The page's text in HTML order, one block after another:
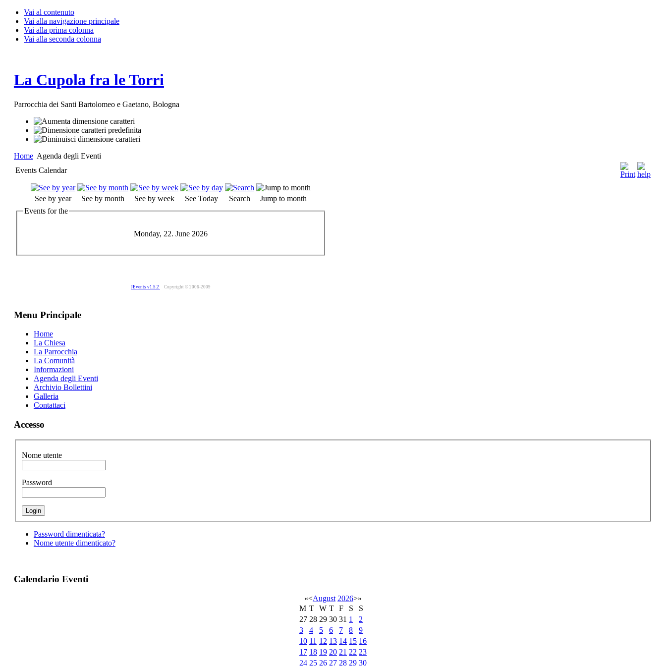
Vai al contenuto
Vai alla navigazione principale
Vai alla prima colonna
Vai alla seconda colonna
La Cupola fra le Torri
Parrocchia dei Santi Bartolomeo e Gaetano, Bologna
Home Agenda degli Eventi
Events Calendar
See by year See by month See by week See Today Search
Jump to month
Events for the
Monday, 22. June 2026
JEvents v1.5.2 Copyright © 2006-2009
Menu Principale
Home
La Chiesa
La Parrocchia
La Comunità
Informazioni
Agenda degli Eventi
Archivio Bollettini
Galleria
Contattaci
Accesso
Nome utente
Password
Password dimenticata?
Nome utente dimenticato?
Calendario Eventi
«<August 2026>»
M T W T F S
S
27 28 29 30 31 1
2
3
4 5 6 7 8
9
10 11 12 13 14 15 16
17 18 19 20 21 22 23
24 25 26 27 28 29 30